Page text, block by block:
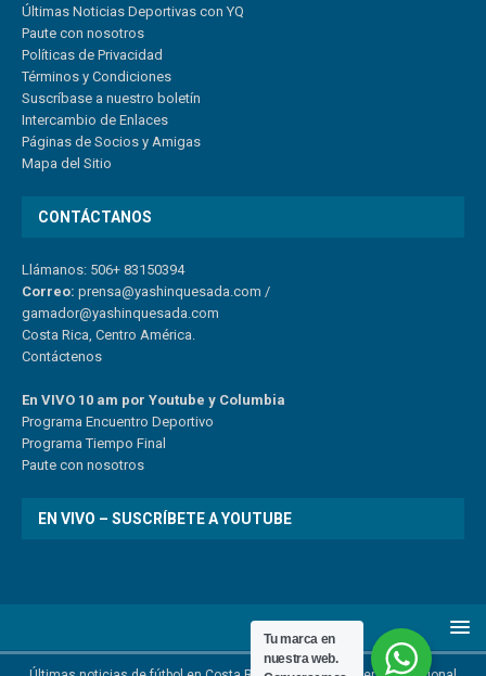
Últimas Noticias Deportivas con YQ
Paute con nosotros
Políticas de Privacidad
Términos y Condiciones
Suscríbase a nuestro boletín
Intercambio de Enlaces
Páginas de Socios y Amigas
Mapa del Sitio
CONTÁCTANOS
Llámanos: 506+ 83150394
Correo: prensa@yashinquesada.com /
gamador@yashinquesada.com
Costa Rica, Centro América.
Contáctenos
En VIVO 10 am por Youtube y Columbia
Programa Encuentro Deportivo
Programa Tiempo Final
Paute con nosotros
EN VIVO – SUSCRÍBETE A YOUTUBE
Tu marca en
nuestra web.